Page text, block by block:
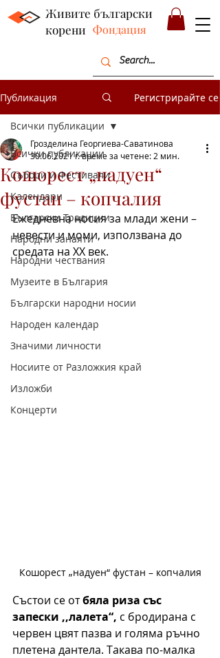
Живите български
корени Фондация
Публикация Регистрирайте се
Всички публикации
Събори и Фестивали
Календари
Български Традиции
Народни занаяти
Народни чествания
Музеите в България
Български народни носии
Народен календар
Значими личности
Носиите от Разложкия край
Изложби
Концерти
Всички публикации
Кошорест „надуен“
фустан – копчалия
Грозделина Георгиева-Саватинова
30.06.2021 г.време за четене: 2 мин.
Ежедневна носия за млади жени –
невести и моми, използвана до
средата на ХХ век.
Кошорест „надуен“ фустан – копчалия
Състои се от бяла риза със
запески ,,лалета“, с бродирана с
червен цвят пазва и голяма ръчно
плетена дантела. Такава по-малка